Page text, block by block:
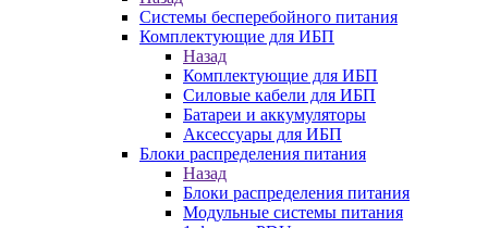
Системы бесперебойного питания
Комплектующие для ИБП
Назад
Комплектующие для ИБП
Силовые кабели для ИБП
Батареи и аккумуляторы
Аксессуары для ИБП
Блоки распределения питания
Назад
Блоки распределения питания
Модульные системы питания